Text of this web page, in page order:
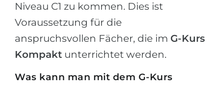
Niveau C1 zu kommen. Dies ist
Voraussetzung für die
anspruchsvollen Fächer, die im G-Kurs
Kompakt unterrichtet werden.
Was kann man mit dem G-Kurs